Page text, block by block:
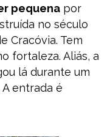
pequenapor
no século
Cracóvia. Tem
fortaleza. Aliás, a
lá durante um
A entrada é